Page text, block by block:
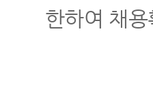
한하여 채